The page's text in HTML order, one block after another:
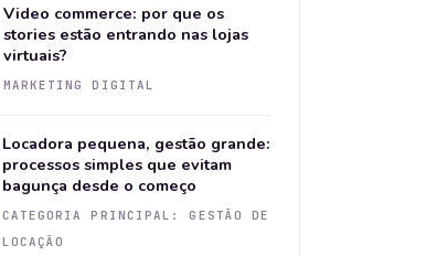
Video commerce: por que os
stories estão entrando nas lojas
virtuais?
MARKETING DIGITAL
Locadora pequena, gestão grande:
processos simples que evitam
bagunça desde o começo
CATEGORIA PRINCIPAL: GESTÃO DE
LOCAÇÃO